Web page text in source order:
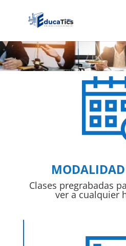
Clases pregrabadas
ver a cualquier